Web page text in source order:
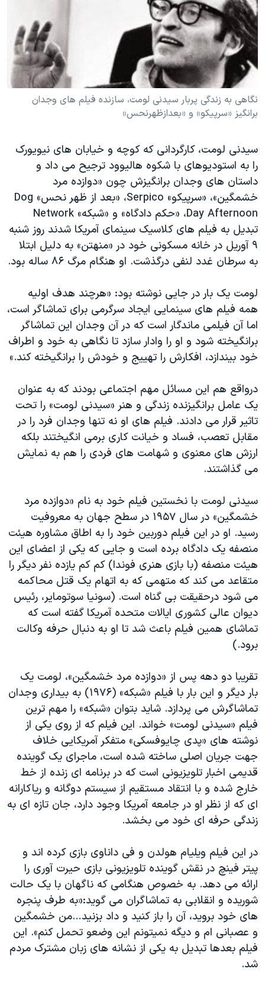
فرهنگ و زندگی
حقوق شهروندی
اقتصادی
علم و فناوری
اسرائیل در جنگ
گالری عکس
مستندها
انتخابات ریاست جمهوری آمریکا ۲۰۲۴
حمله جمهوری اسلامی به اسرائیل
رمز مهسا
ورزش زنان در ایران
اعتراضات زن، زندگی، آزادی
تریبونال مردمی آبان ۹۸
دادگاه حمید نوری
چهل سال گروگان‌گیری
قانون شفافیت دارائی کادر رهبری ایران
اعتراضات مردمی آبان ۹۸
اسرائیل در جنگ
نرگس محمدی برنده جایزه نوبل صلح
همایش محافظه‌کاران آمریکا «سی‌پک»
صفحه‌های ویژه
سفر پرزیدنت ترامپ به چین
دنبال کنید
زبانهای مختلف
نگاهی به زندگی پربار سیدنی لومت، سازنده فیلم های وجدان
برانگیز «سرپیکو» و «بعدازظهرنحس»
سیدنی لومت، کارگردانی که کوچه و خیابان های نیویورک
را به استودیوهای با شکوه هالیوود ترجیح می داد و
داستان های وجدان برانگیزش چون «دوازده مرد
خشمگین»، «سرپیکو» Serpico، «بعد از ظهر نحس» Dog
Day Afternoon، «حکم دادگاه» و «شبکه» Network
تبدیل به فیلم های کلاسیک سینمای آمریکا شدند روز شنبه
٩ آوریل در خانه مسکونی خود در «منهتن» به دلیل ابتلا
به سرطان غدد لنفی درگذشت. او هنگام مرگ ٨۶ ساله بود.
لومت یک بار در جایی نوشته بود: «هرچند هدف اولیه
همه فیلم های سینمایی ایجاد سرگرمی برای تماشاگر است،
اما آن فیلمی ماندگار است که در آن وجدان این تماشاگر
برانگیخته شود و او را وادار سازد تا نگاهی به خود و اطراف
خود بیندازد، افکارش را تهییج و خودش را برانگیخته کند.»
درواقع هم این مسائل مهم اجتماعی بودند که به عنوان
یک عامل برانگیزنده زندگی و هنر «سیدنی لومت» را تحت
تاثیر قرار می دادند. فیلم های او نه تنها وجدان فرد را در
مقابل تعصب، فساد و خیانت کاری برمی انگیختند بلکه
ارزش های معنوی و شهامت های فردی را هم به نمایش
می گذاشتند.
سیدنی لومت با نخستین فیلم خود به نام «دوازده مرد
خشمگین» در سال ١٩۵٧ در سطح جهان به معروفیت
رسید. او در این فیلم دوربین خود را به اطاق مشاوره هیئت
منصفه یک دادگاه برده است و جایی که یکی از اعضای این
هیئت منصفه (با بازی هنری فوندا) کم کم یازده نفر دیگر را
متقاعد می کند که متهمی که به اتهام یک قتل محاکمه
می شود درحقیقت بی گناه است. (سونیا سوتومایر، رئیس
دیوان عالی کشوری ایالات متحده آمریکا گفته است که
تماشای همین فیلم باعث شد تا او به دنبال حرفه وکالت
برود.)
تقریبا دو دهه پس از «دوازده مرد خشمگین»، لومت یک
بار دیگر و این بار با فیلم «شبکه» (١٩٧۶) به بیداری وجدان
تماشاگرش می پردازد. شاید بتوان «شبکه» را مهم ترین
فیلم «سیدنی لومت» خواند. این فیلم که از روی یکی از
نوشته های «پدی چایوفسکی» متفکر آمریکایی خلاف
جهت جریان اصلی ساخته شده است، ماجرای یک گوینده
قدیمی اخبار تلویزیونی است که در برنامه ای زنده از خط
خارج شده و با انتقاد مستقیم از سیستم دوگانه و ریاکارانه
ای که از نظر او در جامعه آمریکا وجود دارد، جان تازه ای به
زندگی حرفه ای خود می بخشد.
در این فیلم ویلیام هولدن و فی داناوی بازی کرده اند و
پیتر فینچ در نقش گوینده تلویزیونی بازی حیرت آوری را
ارائه می دهد. به خصوص هنگامی که ناگهان با یک حالت
شوریده و انقلابی به تماشاگران می گوید:«به طرف پنجره
های خود بروید، آن را باز کنید و داد بزنید…من خشمگین
و عصبانی ام و دیگه نمیتونم این وضعو تحمل کنم». این
فیلم بعدها تبدیل به یکی از نشانه های زبان مشترک مردم
شد.